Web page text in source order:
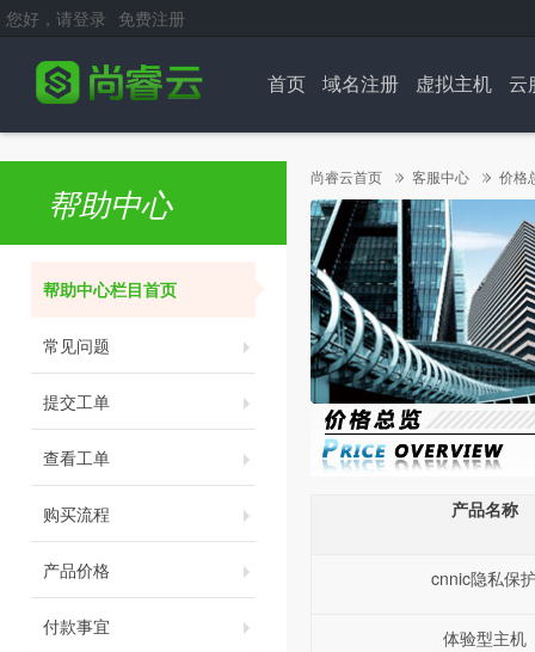
您好，请登录 免费注册
首页 域名注册 虚拟主机 云
帮助中心
帮助中心栏目首页
常见问题
提交工单
查看工单
购买流程
产品价格
付款事宜
尚睿云首页 客服中心 价格
产品名称
cnnic隐私保
体验型主机